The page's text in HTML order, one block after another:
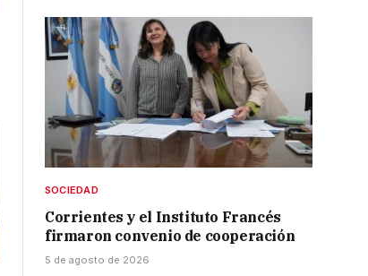
SOCIEDAD
Corrientes y el Instituto Francés
firmaron convenio de cooperación
5 de agosto de 2026